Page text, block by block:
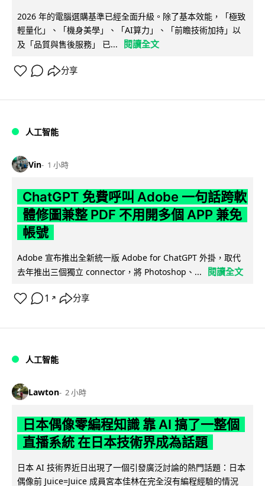
2026 年的電腦選購基準已經全面升級。除了基本效能，「極致
輕量化」、「機身美學」、「AI算力」、「前瞻技術加持」以
及「品質與售後服務」 已...
閱讀全文
分享
人工智能
Vin 1 小時
ChatGPT 免費呼叫 Adobe 一句話跨軟
體修圖兼整 PDF 不用開多個 APP 兼免
帳號
Adobe 宣布推出全新統一版 Adobe for ChatGPT 外掛，取代
去年推出三個獨立 connector，將 Photoshop、...
閱讀全文
1 ↗ 分享
人工智能
Lawton 2 小時
日本偶像零編程知識 靠 AI 搞了一整個
直播系統 在日本技術界成為話題
日本 AI 技術界近日出現了一個引發廣泛討論的熱門話題：日本
偶像前 Juice=Juice 成員宮本佳林在完全沒有編程經驗的情況